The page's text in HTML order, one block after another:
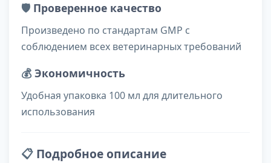
🛡️ Проверенное качество
Произведено по стандартам GMP с
соблюдением всех ветеринарных требований
💰 Экономичность
Удобная упаковка 100 мл для длительного
использования
📋 Подробное описание